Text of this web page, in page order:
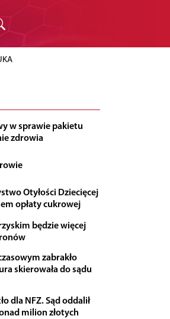
w sprawie pakietu
zdrowia
Otyłości Dziecięcej
opłaty cukrowej
będzie więcej
zabrakło
skierowała do sądu
dla NFZ. Sąd oddalił
milion złotych